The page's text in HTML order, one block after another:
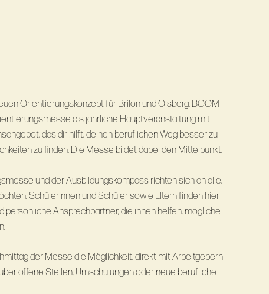
Orientierungskonzept für Brilon und Olsberg. BOOM
als jährliche Hauptveranstaltung mit
das dir hilft, deinen beruflichen Weg besser zu
zu ﬁnden. Die Messe bildet dabei den Mittelpunkt.
und der Ausbildungskompass richten sich an alle,
Schülerinnen und Schüler sowie Eltern finden hier
persönliche Ansprechpartner, die ihnen helfen, mögliche
der Messe die Möglichkeit, direkt mit Arbeitgebern
offene Stellen, Umschulungen oder neue berufliche